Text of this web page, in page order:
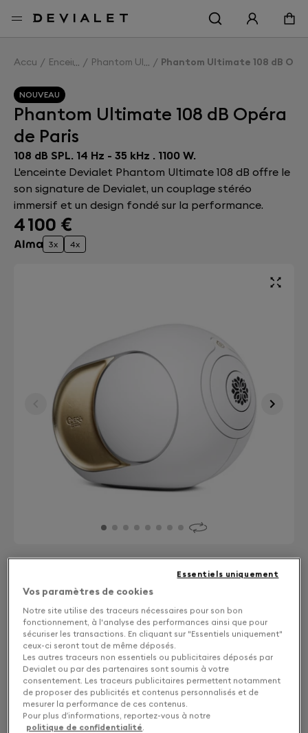
Accueil EnceintesPhantom Ultimate 108 dBPhantom Ultimate 108 dB
NOUVEAU
Phantom Ultimate 108 dB Opéra
de Paris
108 dB SPL. 14 Hz - 35 kHz . 1100 W.
L'enceinte Devialet Phantom Ultimate 108 dB offre le
son signature de Devialet, un couplage stéréo
immersif et un design fondé sur la performance.
4 100 €
3x 4x
Finition : Choisissez votre coloris
Gold leaf
Solo ou stéréo : Choisissez votre expérience
MONO 4 100 €
STEREO
Vos paramètres de cookies
Notre site utilise des traceurs nécessaires pour son bon
fonctionnement, à l'analyse des performances ainsi que pour
sécuriser les transactions. En cliquant sur "Essentiels uniquement"
ceux-ci seront tout de même déposés.
Les autres traceurs non essentiels ou publicitaires déposés par
Devialet ou par des partenaires sont soumis à votre
consentement. Les traceurs publicitaires permettent notamment
de proposer des publicités et contenus personnalisés et de
mesurer la performance de ces contenus.
Pour plus d’informations, reportez-vous à notre
politique de confidentialité.
Essentiels uniquement